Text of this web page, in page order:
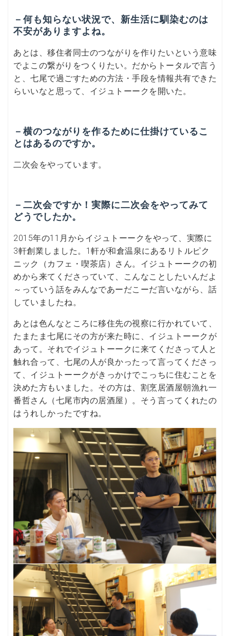
－何も知らない状況で、新生活に馴染むのは
不安がありますよね。
あとは、移住者同士のつながりを作りたいという意味
でよこの繋がりをつくりたい。だからトータルで言う
と、七尾で過ごすための方法・手段を情報共有できた
らいいなと思って、イジュトーークを開いた。
－横のつながりを作るために仕掛けているこ
とはあるのですか。
二次会をやっています。
－二次会ですか！実際に二次会をやってみて
どうでしたか。
2015年の11月からイジュトーークをやって、実際に
3軒創業しました。1軒が和倉温泉にあるリトルピク
ニック（カフェ・喫茶店）さん。イジュトーークの初
めから来てくださっていて、こんなことしたいんだよ
～っていう話をみんなであーだこーだ言いながら、話
していましたね。
あとは色んなところに移住先の視察に行かれていて、
たまたま七尾にその方が来た時に、イジュトーークが
あって。それでイジュトーークに来てくださって人と
触れ合って、七尾の人が良かったって言ってくださっ
て、イジュトーークがきっかけでこっちに住むことを
決めた方もいました。その方は、割烹居酒屋朝漁れ一
番哲さん（七尾市内の居酒屋）。そう言ってくれたの
はうれしかったですね。